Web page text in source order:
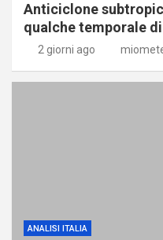
Anticiclone
qualche temporale
2 giorni ago
ANALISI ITALIA